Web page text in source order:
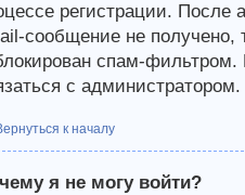
регистрации. После
сообщение не получено,
спам-
с администратором.
к началу
я не могу войти?